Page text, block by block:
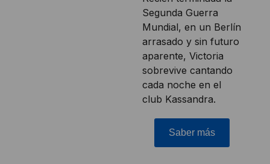
Segunda Guerra
Mundial, en un Berlín
arrasado y sin futuro
aparente, Victoria
sobrevive cantando
cada noche en el
club Kassandra.
Saber más